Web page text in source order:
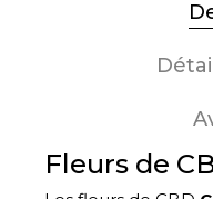
Fleurs de